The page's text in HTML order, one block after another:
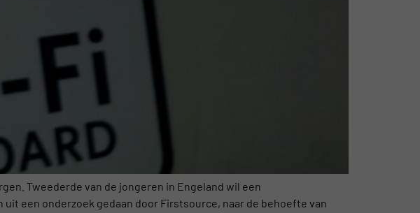
Tweederde van de jongeren in Engeland wil een
een onderzoek gedaan door Firstsource, naar de behoefte van